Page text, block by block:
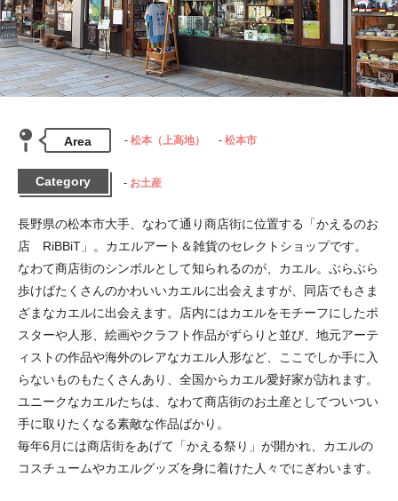
Area 松本（上高地） 松本市
Category お土産
長野県の松本市大手、なわて通り商店街に位置する「かえるのお
店　RiBBiT」。カエルアート＆雑貨のセレクトショップです。
なわて商店街のシンボルとして知られるのが、カエル。ぶらぶら
歩けばたくさんのかわいいカエルに出会えますが、同店でもさま
ざまなカエルに出会えます。店内にはカエルをモチーフにしたポ
スターや人形、絵画やクラフト作品がずらりと並び、地元アーテ
ィストの作品や海外のレアなカエル人形など、ここでしか手に入
らないものもたくさんあり、全国からカエル愛好家が訪れます。
ユニークなカエルたちは、なわて商店街のお土産としてついつい
手に取りたくなる素敵な作品ばかり。
毎年6月には商店街をあげて「かえる祭り」が開かれ、カエルの
コスチュームやカエルグッズを身に着けた人々でにぎわいます。